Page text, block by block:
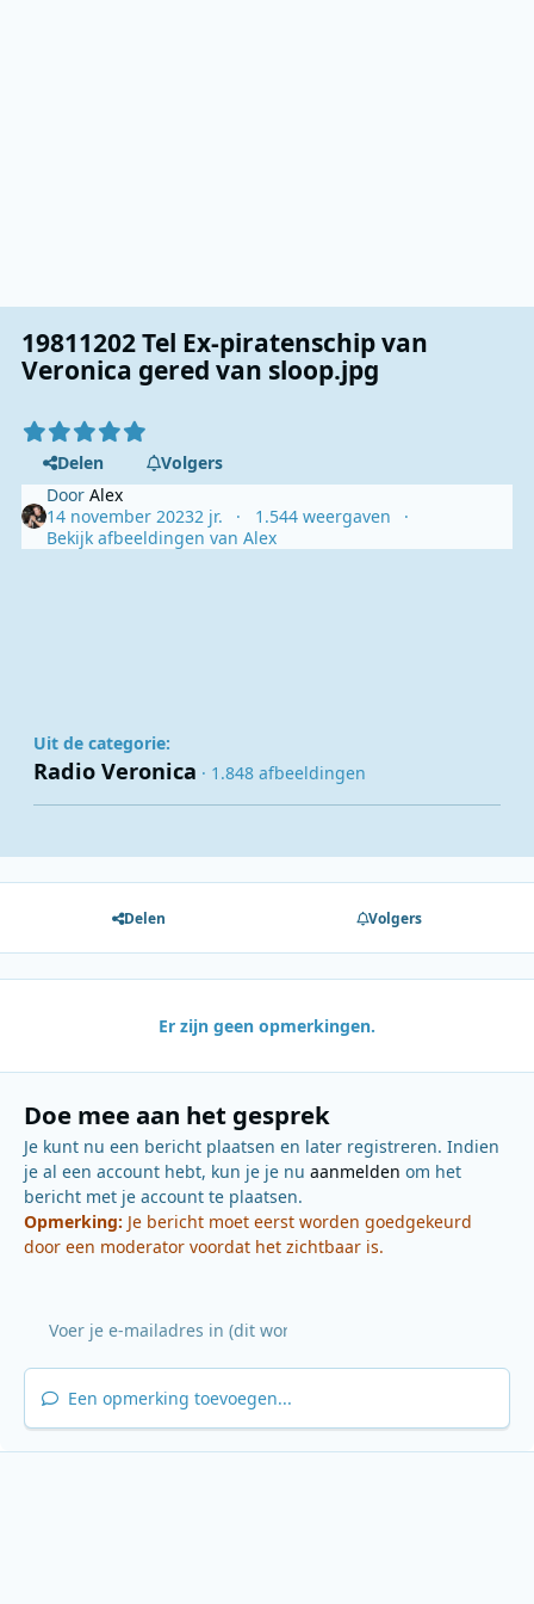
19811202 Tel Ex-piratenschip van
Veronica gered van sloop.jpg
Delen
Volgers
DoorAlex
14 november 20232 jr.
1.544 weergaven
Bekijk afbeeldingen van Alex
Uit de categorie:
Radio Veronica · 1.848 afbeeldingen
Delen Volgers
Er zijn geen opmerkingen.
Doe mee aan het gesprek
Je kunt nu een bericht plaatsen en later registreren. Indien
je al een account hebt, kun je je nu aanmelden om het
bericht met je account te plaatsen.
Opmerking: Je bericht moet eerst worden goedgekeurd
door een moderator voordat het zichtbaar is.
Een opmerking toevoegen...